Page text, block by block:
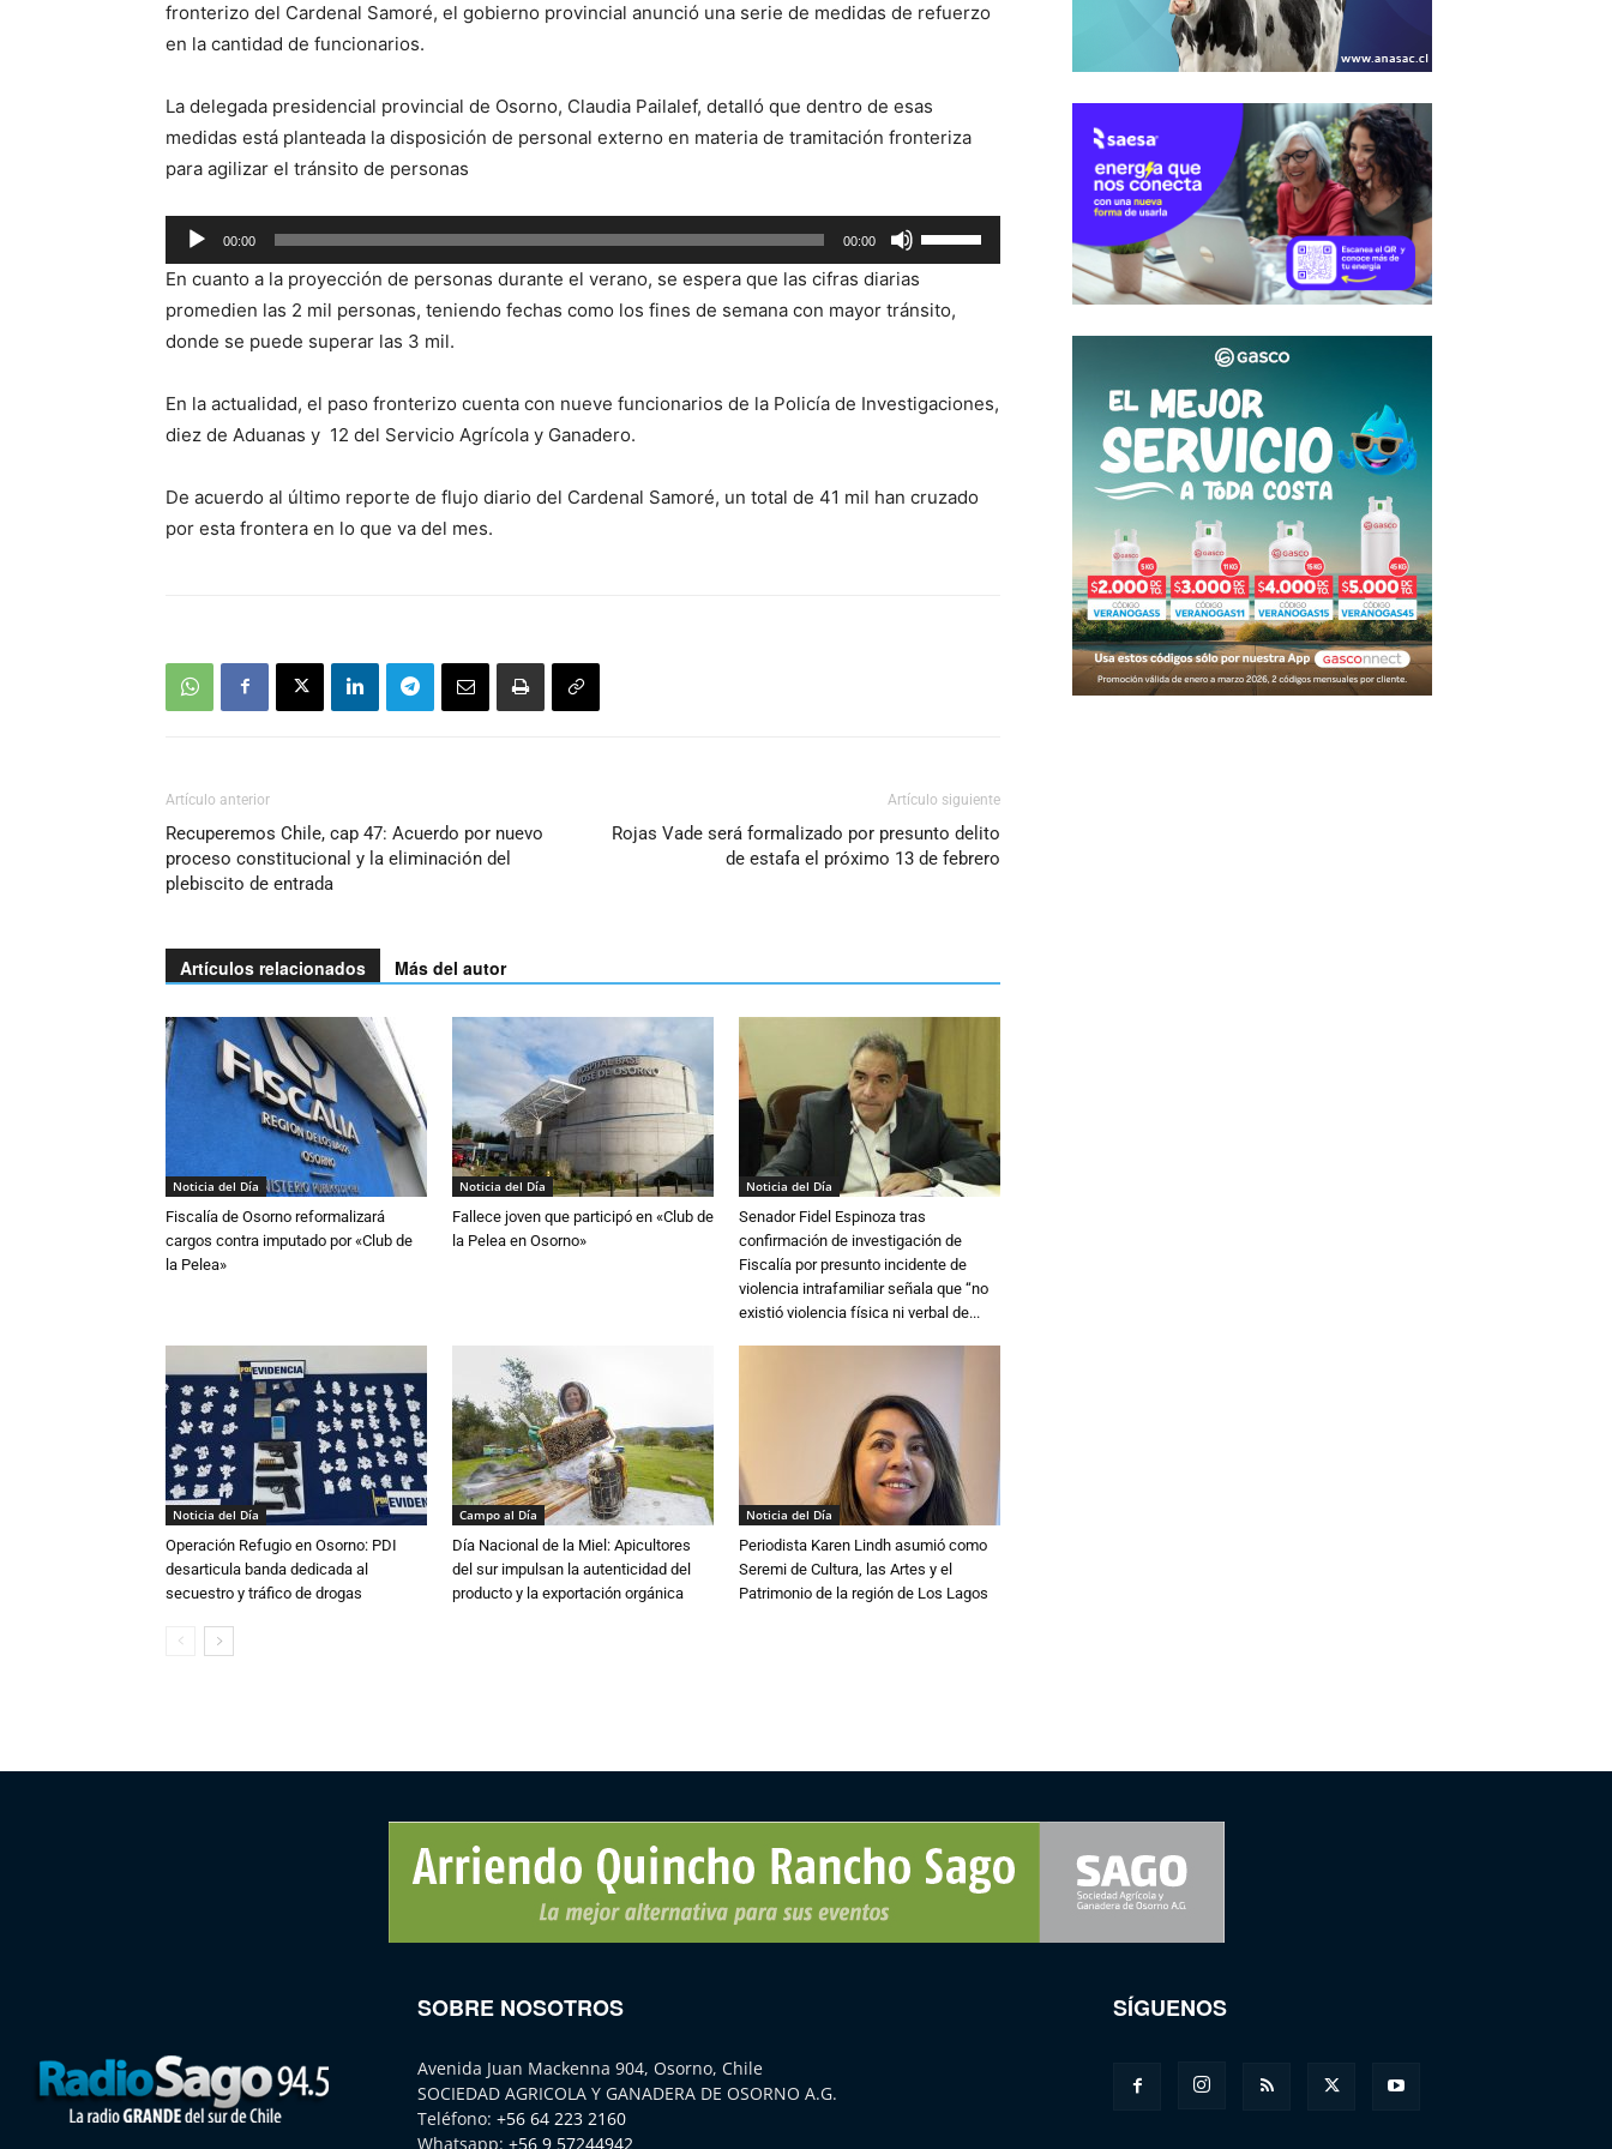
fronterizo del Cardenal Samoré, el gobierno provincial anunció una serie de medidas de refuerzo
en la cantidad de funcionarios.
La delegada presidencial provincial de Osorno, Claudia Pailalef, detalló que dentro de esas
medidas está planteada la disposición de personal externo en materia de tramitación fronteriza
para agilizar el tránsito de personas
Reproductor
de
audio
00:00 00:00
las
de
para
disminuir
En cuanto a la proyección de personas durante el verano, se espera que las cifras diarias
promedien las 2 mil personas, teniendo fechas como los fines de semana con mayor tránsito,
donde se puede superar las 3 mil.
En la actualidad, el paso fronterizo cuenta con nueve funcionarios de la Policía de Investigaciones,
diez de Aduanas y 12 del Servicio Agrícola y Ganadero.
De acuerdo al último reporte de flujo diario del Cardenal Samoré, un total de 41 mil han cruzado
por esta frontera en lo que va del mes.
Artículo anterior
Recuperemos Chile, cap 47: Acuerdo por nuevo
proceso constitucional y la eliminación del
plebiscito de entrada
Artículo siguiente
Rojas Vade será formalizado por presunto delito
de estafa el próximo 13 de febrero
Artículos relacionados Más del autor
Noticia del Día
Fiscalía de Osorno reformalizará
cargos contra imputado por «Club de
la Pelea»
Noticia del Día
Fallece joven que participó en «Club de
la Pelea en Osorno»
Noticia del Día
Senador Fidel Espinoza tras
confirmación de investigación de
Fiscalía por presunto incidente de
violencia intrafamiliar señala que “no
existió violencia física ni verbal de...
Noticia del Día
Operación Refugio en Osorno: PDI
desarticula banda dedicada al
secuestro y tráfico de drogas
Campo al Día
Día Nacional de la Miel: Apicultores
del sur impulsan la autenticidad del
producto y la exportación orgánica
Noticia del Día
Periodista Karen Lindh asumió como
Seremi de Cultura, las Artes y el
Patrimonio de la región de Los Lagos
SOBRE NOSOTROS
Avenida Juan Mackenna 904, Osorno, Chile
SOCIEDAD AGRICOLA Y GANADERA DE OSORNO A.G.
Teléfono: +56 64 223 2160
Whatsapp: +56 9 57244942
SÍGUENOS